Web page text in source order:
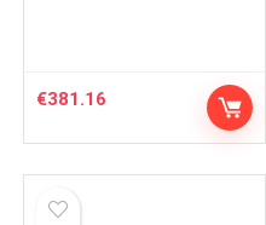
€381.16